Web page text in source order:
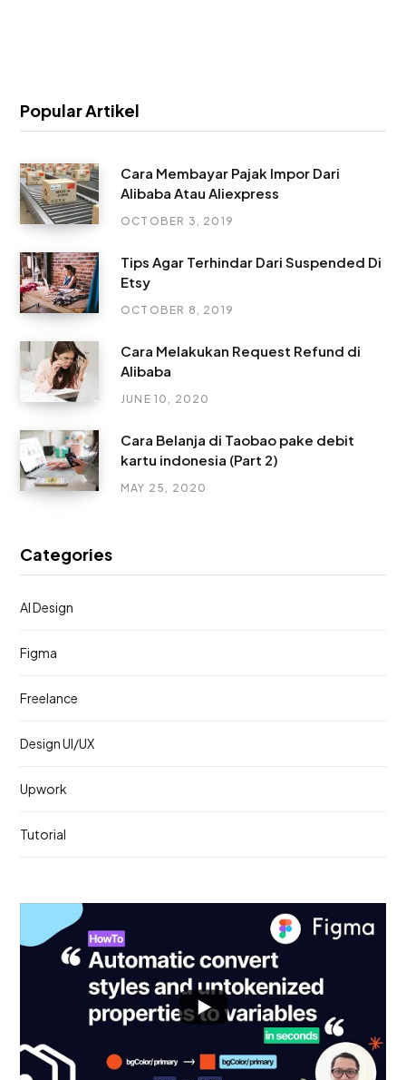
Popular Artikel
Cara Membayar Pajak Impor Dari
Alibaba Atau Aliexpress
OCTOBER 3, 2019
Tips Agar Terhindar Dari Suspended Di
Etsy
OCTOBER 8, 2019
Cara Melakukan Request Refund di
Alibaba
JUNE 10, 2020
Cara Belanja di Taobao pake debit
kartu indonesia (Part 2)
MAY 25, 2020
Categories
AI Design
Figma
Freelance
Design UI/UX
Upwork
Tutorial